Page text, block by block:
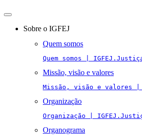
Toggle
navigationSobre o IGFEJ
Quem somos
Quem somos |
Missão, visão e valores
Missão, visão e valores |
Organização
Organização |
Organograma